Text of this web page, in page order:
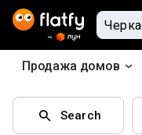
Продажа домов
Search